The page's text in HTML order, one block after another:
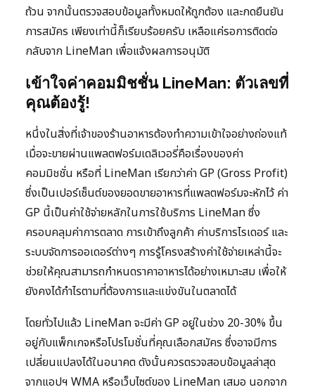
ถ้วน จากนั้นตรวจสอบข้อมูลทั้งหมดให้ถูกต้อง และกดยืนยัน
การสมัคร เพียงเท่านี้ก็เรียบร้อยครับ เหลือแค่รอการติดต่อ
กลับจาก LineMan เพื่อแจ้งผลการอนุมัติ
เข้าใจค่าคอมมิชชั่น LineMan: ตัวเลขที่
คุณต้องรู้!
หนึ่งในสิ่งที่เจ้าของร้านอาหารต้องทำความเข้าใจอย่างถ่องแท้
เมื่อจะขายผ่านแพลตฟอร์มเดลิเวอรี่คือเรื่องของค่า
คอมมิชชั่น หรือที่ LineMan เรียกว่าค่า GP (Gross Profit)
ซึ่งเป็นเปอร์เซ็นต์ของยอดขายอาหารที่แพลตฟอร์มจะหักไว้ ค่า
GP นี้เป็นค่าใช้จ่ายหลักในการใช้บริการ LineMan ซึ่ง
ครอบคลุมค่าการตลาด การเข้าถึงลูกค้า ค่าบริการไรเดอร์ และ
ระบบจัดการออเดอร์ต่างๆ การรู้โครงสร้างค่าใช้จ่ายเหล่านี้จะ
ช่วยให้คุณสามารถกำหนดราคาอาหารได้อย่างเหมาะสม เพื่อให้
ยังคงได้กำไรตามที่ต้องการและแข่งขันในตลาดได้
โดยทั่วไปแล้ว LineMan จะมีค่า GP อยู่ในช่วง 20-30% ขึ้น
อยู่กับแพ็กเกจหรือโปรโมชั่นที่คุณเลือกสมัคร ซึ่งอาจมีการ
เปลี่ยนแปลงได้ในอนาคต ดังนั้นควรตรวจสอบข้อมูลล่าสุด
จากแอปฯ WMA หรือเว็บไซต์ของ LineMan เสมอ นอกจาก